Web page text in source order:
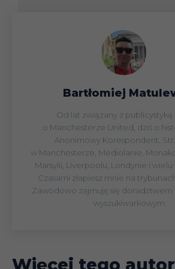
Artur Boruc
Tomasz Cywka
Anglia 2
Dariusz Dudka
Anglia 2
Tomasz
Frankowski
Anglia 2
Kamil Grabara
Kamil Grosicki Hull
Bartłomiej
Od lat związany z publicystyką
o Manchesterze United, dziś o
Anonimowy Korespondent.
w Manchesterze, Mediolanie,
Marsylii, Liverpoolu, Londynie i wielu
Czasami złapiesz mnie na
Zawodowo zajmuję się doradztwem
wyszukiwarkowym.
Więcej tego